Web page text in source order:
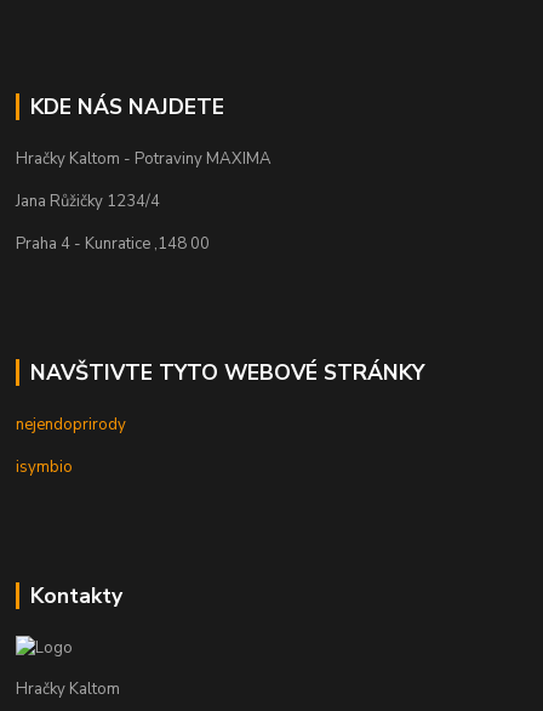
KDE NÁS NAJDETE
Hračky Kaltom - Potraviny MAXIMA
Jana Růžičky 1234/4
Praha 4 - Kunratice ,148 00
NAVŠTIVTE TYTO WEBOVÉ STRÁNKY
nejendoprirody
isymbio
Kontakty
Hračky Kaltom